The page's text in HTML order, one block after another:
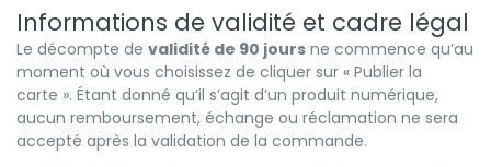
Informations de validité et cadre légal
Le décompte de validité de 90 jours ne commence qu’au
moment où vous choisissez de cliquer sur « Publier la
carte ». Étant donné qu’il s’agit d’un produit numérique,
aucun remboursement, échange ou réclamation ne sera
accepté après la validation de la commande.